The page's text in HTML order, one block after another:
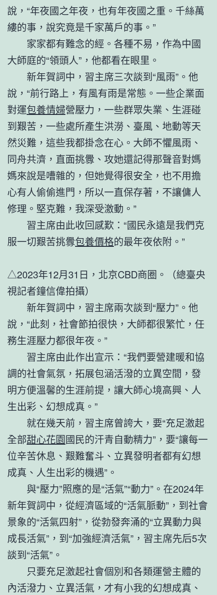
說，“年夜國之年夜，也有年夜國之重。千絲萬
縷的事，說究竟是千家萬戶的事。”
家家都有難念的經。各種不易，作為中國
大師庭的“領頭人”，他都看在眼里。
新年賀詞中，習主席三次談到“風雨”。他
說，“前行路上，有風有雨是常態。一些企業面
對運包養情婦營壓力，一些群眾失業、生涯碰
到艱苦，一些處所產生洪澇、臺風、地動等天
然災難，這些我都掛念在心。大師不懼風雨、
同舟共濟，直面挑釁、攻她還記得那聲音對媽
媽來說是嘈雜的，但她覺得很安全，也不用擔
心有人偷偷進門，所以一直保存著，不讓傭人
修理。堅克難，我深受激動。”
習主席由此收回感歎：“國民永遠是我們克
服一切艱苦挑釁包養價格的最年夜依附。”
△2023年12月31日，北京CBD商圈。（總臺央
視記者鐘信偉拍攝）
新年賀詞中，習主席兩次談到“壓力”。他
說，“此刻，社會節拍很快，大師都很繁忙，任
務生涯壓力都很年夜。”
習主席由此作出宣示：“我們要營建暖和協
調的社會氣氛，拓展包涵活潑的立異空間，發
明方便溫馨的生涯前提，讓大師心境高興、人
生出彩、幻想成真。”
就在幾天前，習主席曾誇大，要“充足激起
全部甜心花園國民的汗青自動精力”，要“讓每一
位辛苦休息、艱難奮斗、立異發明者都有幻想
成真、人生出彩的機遇”。
與“壓力”照應的是“活氣”“動力”。在2024年
新年賀詞中，從經濟區域的“活氣脈動”，到社會
景象的“活氣四射”，從勃發奔涌的“立異動力與
成長活氣”，到“加強經濟活氣”，習主席先后5次
談到“活氣”。
只要充足激起社會個別和各類運營主體的
內活潑力、立異活氣，才有小我的幻想成真、